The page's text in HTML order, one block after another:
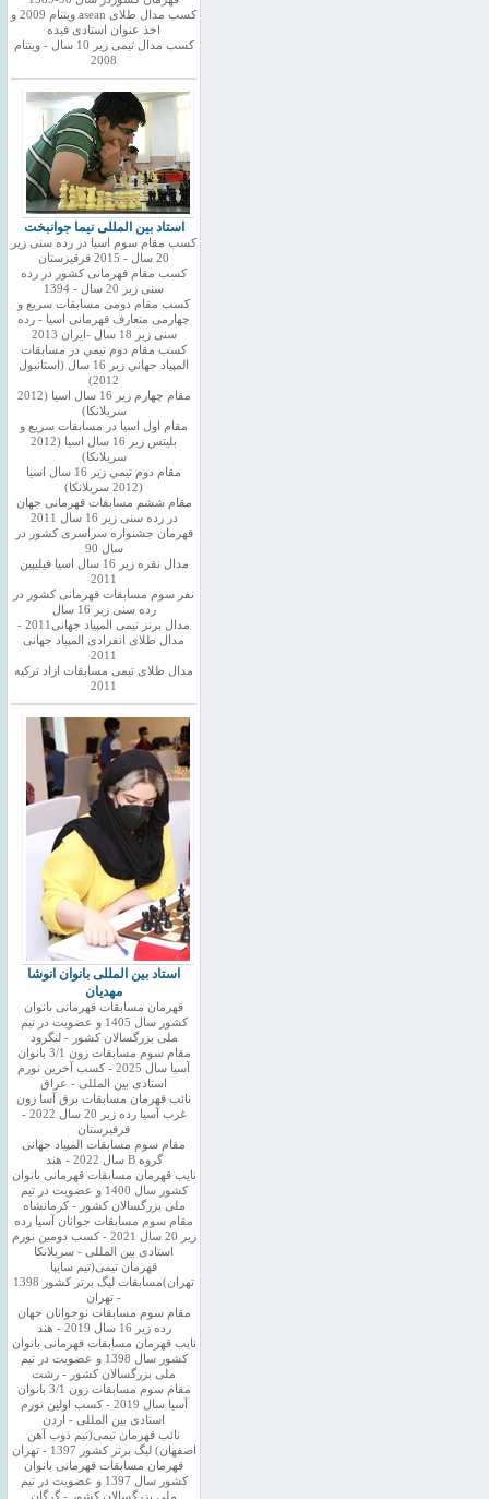
کسب مدال طلای asean ویتنام 2009 و
اخذ عنوان استادی فیده
کسب مدال تیمی زیر 10 سال - ویتنام
2008
استاد بین المللی نیما جوانبخت
کسب مقام سوم اسیا در رده سنی زیر
20 سال - 2015 قرقیزستان
کسب مقام قهرمانی کشور در رده
سنی زیر 20 سال - 1394
کسب مقام دومی مسابقات سریع و
چهارمی متعارف قهرمانی اسیا - رده
سنی زیر 18 سال -ایران 2013
كسب مقام دوم تيمي در مسابقات
المپياد جهاني زير 16 سال (استانبول
2012)
مقام چهارم زير 16 سال اسيا (2012
سريلانكا)
مقام اول اسيا در مسابقات سريع و
بليتس زير 16 سال اسيا (2012
سريلانكا)
مقام دوم تيمي زير 16 سال اسيا
(2012 سريلانكا)
مقام ششم مسابقات قهرمانی جهان
در رده سنی زیر 16 سال 2011
قهرمان جشنواره سراسری کشور در
سال 90
مدال نقره زیر 16 سال اسیا فیلیپین
2011
نفر سوم مسابقات قهرمانی کشور در
رده سنی زیر 16 سال
مدال برنز تیمی المپیاد جهانی2011 -
مدال طلای انفرادی المپیاد جهانی
2011
مدال طلای تیمی مسابقات ازاد ترکیه
2011
استاد بین المللی بانوان انوشا
مهدیان
قهرمان مسابقات قهرمانی بانوان
کشور سال 1405 و عضویت در تیم
ملی بزرگسالان کشور - لنگرود
مقام سوم مسابقات زون 3/1 بانوان
آسیا سال 2025 - کسب آخرین نورم
استادی بین المللی - عراق
نائب قهرمان مسابقات برق آسا زون
غرب آسیا رده زیر 20 سال 2022 -
قرقیزستان
مقام سوم مسابقات المپیاد جهانی
گروه B سال 2022 - هند
نایب قهرمان مسابقات قهرمانی بانوان
کشور سال 1400 و عضویت در تیم
ملی بزرگسالان کشور - کرمانشاه
مقام سوم مسابقات جوانان آسیا رده
زیر 20 سال 2021 - کسب دومین نورم
استادی بین المللی - سریلانکا
قهرمان تیمی(تیم سایپا
تهران)مسابقات لیگ برتر کشور 1398
- تهران
مقام سوم مسابقات نوجوانان جهان
رده زیر 16 سال 2019 - هند
نایب قهرمان مسابقات قهرمانی بانوان
کشور سال 1398 و عضویت در تیم
ملی بزرگسالان کشور - رشت
مقام سوم مسابقات زون 3/1 بانوان
آسیا سال 2019 - کسب اولین نورم
استادی بین المللی - اردن
نائب قهرمان تیمی(تیم ذوب آهن
اصفهان) لیگ برتر کشور 1397 - تهران
قهرمان مسابقات قهرمانی بانوان
کشور سال 1397 و عضویت در تیم
ملی بزرگسالان کشور - گرگان